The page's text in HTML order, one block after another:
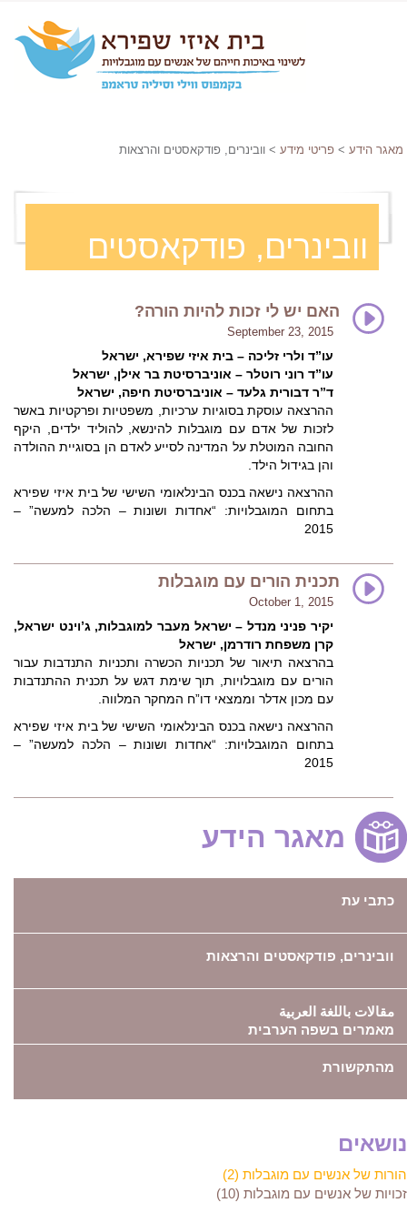
מאגר הידע > פריטי מידע > וובינרים, פודקאסטים והרצאות
וובינרים, פודקאסטים
והרצאות
האם יש לי זכות להיות הורה?
September 23, 2015
עו”ד ולרי זליכה – בית איזי שפירא, ישראל
עו”ד רוני רוטלר – אוניברסיטת בר אילן, ישראל
ד”ר דבורית גלעד – אוניברסיטת חיפה, ישראל
ההרצאה עוסקת בסוגיות ערכיות, משפטיות ופרקטיות באשר
לזכות של אדם עם מוגבלות להינשא, להוליד ילדים, היקף
החובה המוטלת על המדינה לסייע לאדם הן בסוגיית ההולדה
והן בגידול הילד.
ההרצאה נישאה בכנס הבינלאומי השישי של בית איזי שפירא
בתחום המוגבלויות: “אחדות ושונות – הלכה למעשה” –
2015
תכנית הורים עם מוגבלות
October 1, 2015
יקיר פניני מנדל – ישראל מעבר למוגבלות, ג’וינט ישראל,
קרן משפחת רודרמן, ישראל
בהרצאה תיאור של תכניות הכשרה ותכניות התנדבות עבור
הורים עם מוגבלויות, תוך שימת דגש על תכנית ההתנדבות
עם מכון אדלר וממצאי דו”ח המחקר המלווה.
ההרצאה נישאה בכנס הבינלאומי השישי של בית איזי שפירא
בתחום המוגבלויות: “אחדות ושונות – הלכה למעשה” –
2015
מאגר הידע
כתבי עת
וובינרים, פודקאסטים והרצאות
مقالات باللغة العربية
מאמרים בשפה הערבית
מהתקשורת
נושאים
הורות של אנשים עם מוגבלות (2)
זכויות של אנשים עם מוגבלות (10)